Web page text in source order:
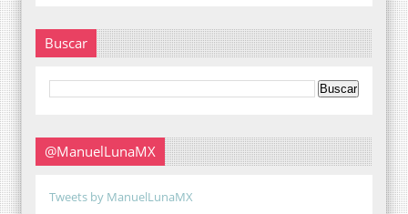
Buscar
@ManuelLunaMX
Tweets by ManuelLunaMX